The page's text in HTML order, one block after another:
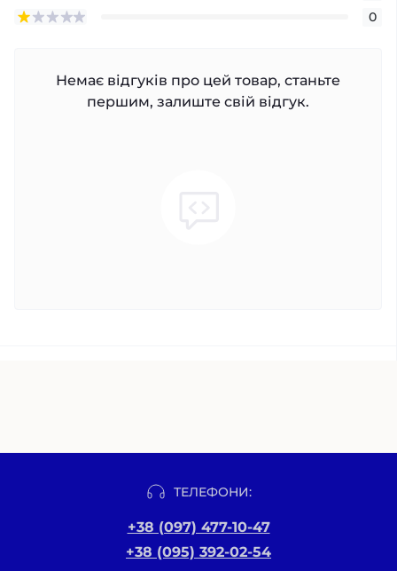
0
Немає відгуків про цей товар, станьте
першим, залиште свій відгук.
ТЕЛЕФОНИ:
+38 (097) 477-10-47
+38 (095) 392-02-54